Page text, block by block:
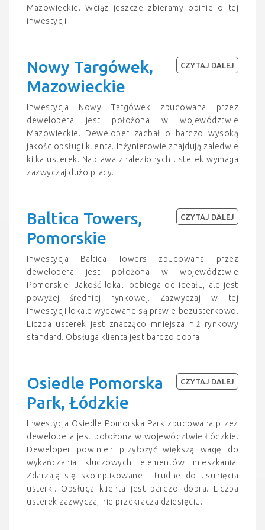
Mazowieckie. Wciąz jeszcze zbieramy opinie o tej
inwestycji.
Nowy Targówek,
Mazowieckie
Inwestycja Nowy Targówek zbudowana przez
dewelopera jest położona w województwie
Mazowieckie. Deweloper zadbał o bardzo wysoką
jakośc obsługi klienta. Inżynierowie znajdują zaledwie
kilka usterek. Naprawa znalezionych usterek wymaga
zazwyczaj dużo pracy.
CZYTAJ DALEJ
Baltica Towers,
Pomorskie
Inwestycja Baltica Towers zbudowana przez
dewelopera jest położona w województwie
Pomorskie. Jakość lokali odbiega od ideału, ale jest
powyżej średniej rynkowej. Zazwyczaj w tej
inwestycji lokale wydawane są prawie bezusterkowo.
Liczba usterek jest znacząco mniejsza niż rynkowy
standard. Obsługa klienta jest bardzo dobra.
CZYTAJ DALEJ
Osiedle Pomorska
Park, Łódzkie
Inwestycja Osiedle Pomorska Park zbudowana przez
dewelopera jest położona w województwie Łódzkie.
Deweloper powinien przyłożyć większą wagę do
wykańczania kluczowych elementów mieszkania.
Zdarzają się skomplikowane i trudne do usunięcia
usterki. Obsługa klienta jest bardzo dobra. Liczba
usterek zazwyczaj nie przekracza dziesięciu.
CZYTAJ DALEJ